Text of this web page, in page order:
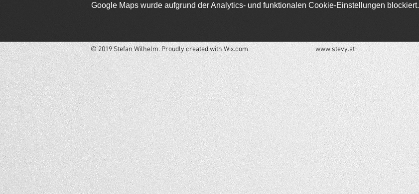
Google Maps wurde aufgrund der Analytics- und funktionalen Cookie-Einstellungen blockiert.
© 2019 Stefan Wilhelm. Proudly created withWix.com www.stevy.at